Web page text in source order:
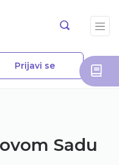
Prijavi se
Sadu